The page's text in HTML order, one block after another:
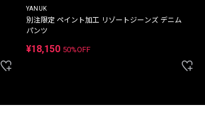
YANUK
別注限定 ペイント加工 リゾートジーンズ デニム
パンツ
¥18,150 50%OFF